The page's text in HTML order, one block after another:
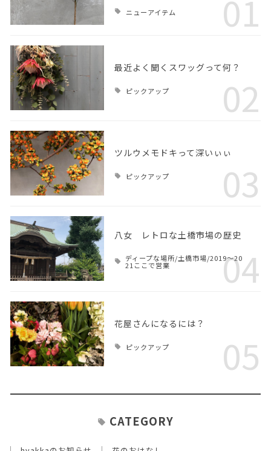
ニューアイテム 01
最近よく聞くスワッグって何？
ピックアップ 02
ツルウメモドキって深いぃぃ
ピックアップ 03
八女 レトロな土橋市場の歴史
ディープな場所/土橋市場/2019～20
21ここで営業 04
花屋さんになるには？
ピックアップ 05
CATEGORY